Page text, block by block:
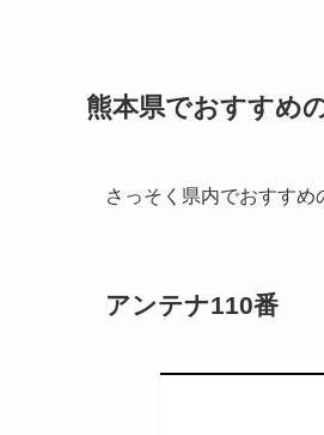
熊本県でおすすめ
さっそく県内でおすすめ
アンテナ110番